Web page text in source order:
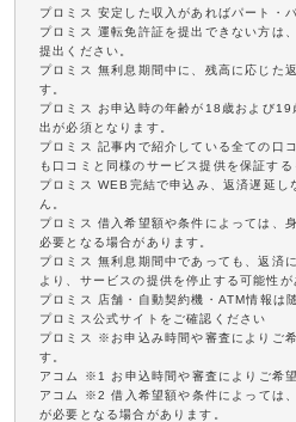
プロミス 安定した収入があればパート・
プロミス 運転免許証を提出できない方は
提出ください。
プロミス 無利息期間中に、残高に応じた
す。
プロミス お申込時の年齢が18歳および19
出が必須となります。
プロミス 記事内で紹介している全ての口
も口コミと同様のサービス提供を保証する
プロミス WEB完結で申込み、返済遅延し
ん。
プロミス 借入希望額や条件によっては、
必要となる場合があります。
プロミス 無利息期間中であっても、返済
より、サービスの提供を停止する可能性が
プロミス 店舗・自動契約機・ATM情報は
プロミス公式サイトをご確認ください
プロミス ※お申込み時間や審査によりご
す。
アコム ※1 お申込時間や審査によりご希
アコム ※2 借入希望額や条件によっては
が必要となる場合があります。